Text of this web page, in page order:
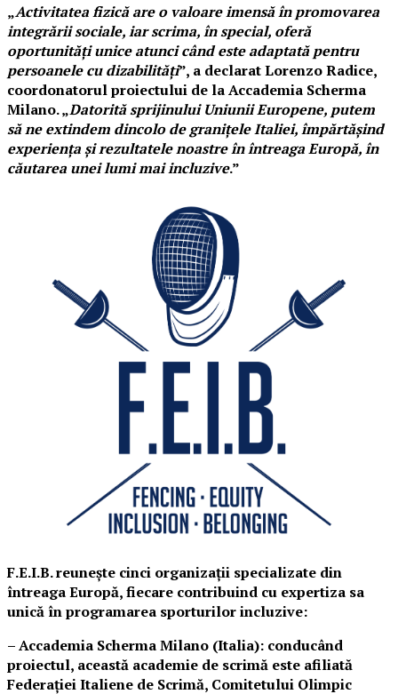
„Activitatea fizică are o valoare imensă în promovarea
integrării sociale, iar scrima, în special, oferă
oportunități unice atunci când este adaptată pentru
persoanele cu dizabilități”, a declarat Lorenzo Radice,
coordonatorul proiectului de la Accademia Scherma
Milano. „Datorită sprijinului Uniunii Europene, putem
să ne extindem dincolo de granițele Italiei, împărtășind
experiența și rezultatele noastre în întreaga Europă, în
căutarea unei lumi mai incluzive.”
F.E.I.B. reunește cinci organizații specializate din
întreaga Europă, fiecare contribuind cu expertiza sa
unică în programarea sporturilor incluzive:
– Accademia Scherma Milano (Italia): conducând
proiectul, această academie de scrimă este afiliată
Federației Italiene de Scrimă, Comitetului Olimpic